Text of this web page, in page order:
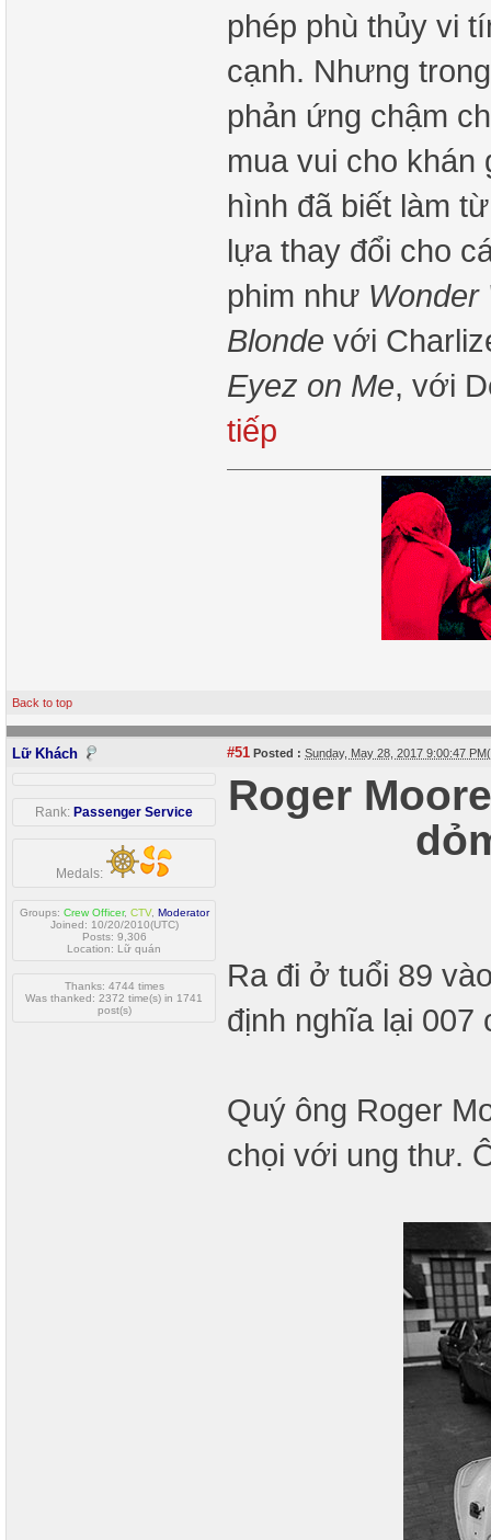
phép phù thủy vi
cạnh. Nhưng
phản ứng chậm
mua vui cho
hình đã biết làm
lựa thay đổi cho
phim như Wonder
Blonde với
Eyez on Me, với
tiếp
Back to top
Lữ Khách #51 Posted : Sunday, May 28, 2017 9:00:47
Rank: Passenger Service
Medals:
Groups: Crew Officer, CTV, Moderator
Joined: 10/20/2010(UTC)
Posts: 9,306
Location: Lữ quán
Thanks: 4744 times
Was thanked: 2372 time(s) in 1741
post(s)
Roger
Ra đi ở tuổi 89
định nghĩa lại 007
Quý ông Roger
chọi với ung thư.